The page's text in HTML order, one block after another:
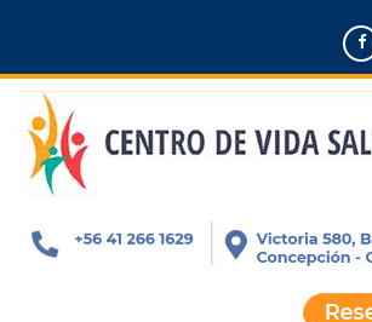
principal